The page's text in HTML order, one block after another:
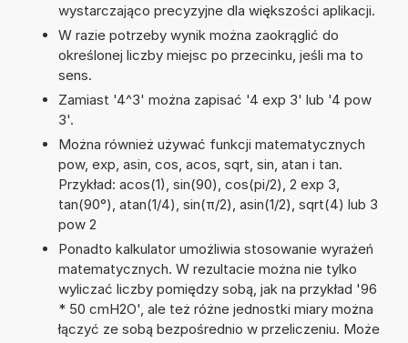
wystarczająco precyzyjne dla większości aplikacji.
W razie potrzeby wynik można zaokrąglić do
określonej liczby miejsc po przecinku, jeśli ma to
sens.
Zamiast '4^3' można zapisać '4 exp 3' lub '4 pow
3'.
Można również używać funkcji matematycznych
pow, exp, asin, cos, acos, sqrt, sin, atan i tan.
Przykład: acos(1), sin(90), cos(pi/2), 2 exp 3,
tan(90°), atan(1/4), sin(π/2), asin(1/2), sqrt(4) lub 3
pow 2
Ponadto kalkulator umożliwia stosowanie wyrażeń
matematycznych. W rezultacie można nie tylko
wyliczać liczby pomiędzy sobą, jak na przykład '96
* 50 cmH2O', ale też różne jednostki miary można
łączyć ze sobą bezpośrednio w przeliczeniu. Może